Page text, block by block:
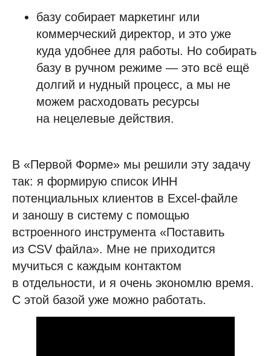
базу собирает маркетинг или
коммерческий директор, и это уже
куда удобнее для работы. Но собирать
базу в ручном режиме — это всё ещё
долгий и нудный процесс, а мы не
можем расходовать ресурсы
на нецелевые действия.
В «Первой Форме» мы решили эту задачу
так: я формирую список ИНН
потенциальных клиентов в Excel-файле
и заношу в систему с помощью
встроенного инструмента «Поставить
из CSV файла». Мне не приходится
мучиться с каждым контактом
в отдельности, и я очень экономлю время.
С этой базой уже можно работать.